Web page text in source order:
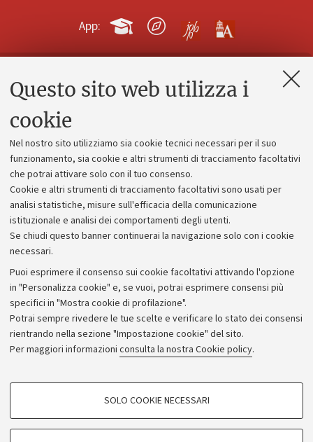
Questo sito web utilizza i
cookie
Nel nostro sito utilizziamo sia cookie tecnici necessari per il suo
funzionamento, sia cookie e altri strumenti di tracciamento facoltativi
che potrai attivare solo con il tuo consenso.
Cookie e altri strumenti di tracciamento facoltativi sono usati per
analisi statistiche, misure sull'efficacia della comunicazione
istituzionale e analisi dei comportamenti degli utenti.
Se chiudi questo banner continuerai la navigazione solo con i cookie
necessari.
Puoi esprimere il consenso sui cookie facoltativi attivando l'opzione
in "Personalizza cookie" e, se vuoi, potrai esprimere consensi più
specifici in "Mostra cookie di profilazione".
Potrai sempre rivedere le tue scelte e verificare lo stato dei consensi
rientrando nella sezione "Impostazione cookie" del sito.
Per maggiori informazioni consulta la nostra Cookie policy.
COOKIE DI PROFILAZIONE - FACOLTATIVI
SOLO COOKIE NECESSARI
App:
Contatti e PEC
Alumni community
Piano strategico
Bilanci
Donazioni e 5x1000
Bandi, gare e concorsi
Albo online
Amministrazione trasparente
Atti di notifica
Informazioni sul sito e accessibilità
Dichiarazione di accessibilità
Privacy e note legali
Impostazioni Cookie